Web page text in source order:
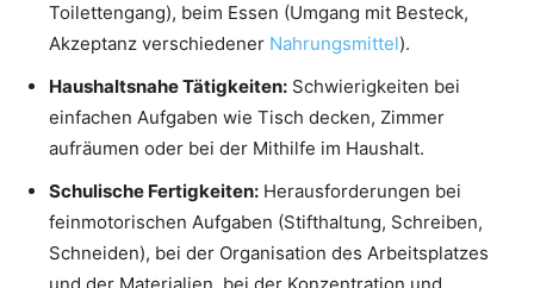
Toilettengang), beim Essen (Umgang mit Besteck,
Akzeptanz verschiedener Nahrungsmittel).
Haushaltsnahe Tätigkeiten: Schwierigkeiten bei
einfachen Aufgaben wie Tisch decken, Zimmer
aufräumen oder bei der Mithilfe im Haushalt.
Schulische Fertigkeiten: Herausforderungen bei
feinmotorischen Aufgaben (Stifthaltung, Schreiben,
Schneiden), bei der Organisation des Arbeitsplatzes